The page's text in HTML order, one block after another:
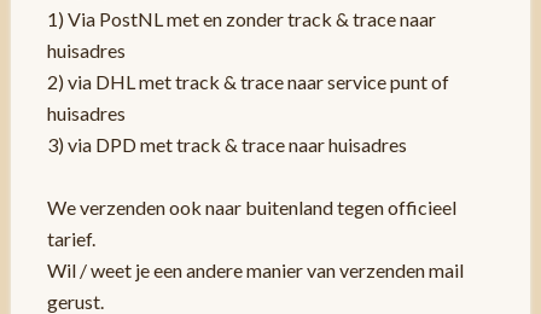
1) Via PostNL met en zonder track & trace naar
huisadres
2) via DHL met track & trace naar service punt of
huisadres
3) via DPD met track & trace naar huisadres
We verzenden ook naar buitenland tegen officieel
tarief.
Wil / weet je een andere manier van verzenden mail
gerust.